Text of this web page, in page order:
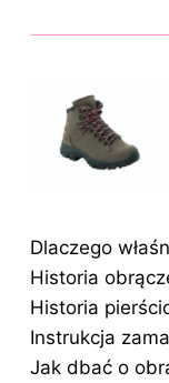
Dlaczego
Historia
Historia
Instrukcja
Jak dbać o